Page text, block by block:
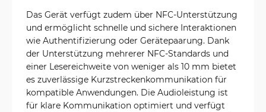
Das Gerät verfügt zudem über NFC-Unterstützung
und ermöglicht schnelle und sichere Interaktionen
wie Authentifizierung oder Gerätepaarung. Dank
der Unterstützung mehrerer NFC-Standards und
einer Lesereichweite von weniger als 10 mm bietet
es zuverlässige Kurzstreckenkommunikation für
kompatible Anwendungen. Die Audioleistung ist
für klare Kommunikation optimiert und verfügt